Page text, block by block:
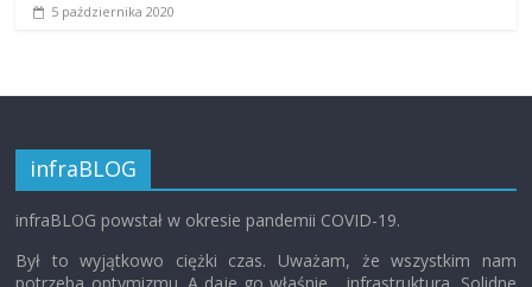
5 października 2020
infraBLOG
infraBLOG powstał w okresie pandemii COVID-19.
Był to wyjątkowo ciężki czas. Uważam, że wszystkim nam
potrzeba optymizmu. A daje go właśnie… infrastruktura. Solidne